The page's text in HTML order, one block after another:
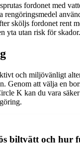
fordonet med
rengöringsmedel
sköljs fordonet rent
yta utan risk för skador.
och miljövänligt
Genom att välja en
K kan du vara
biltvätt och hur